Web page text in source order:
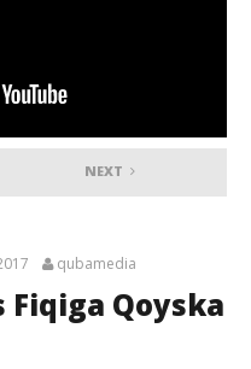
NEXT
qubamedia
Qoyska